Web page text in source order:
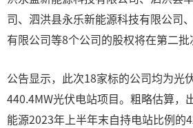
司、泗洪县永乐新能源科技有限公司
有限公司等8个公司的股权将在第二批
公告显示，此次18家标的公司均为光
440.4MW光伏电站项目。粗略估算，
能源2023年上半年末自持电站比例的